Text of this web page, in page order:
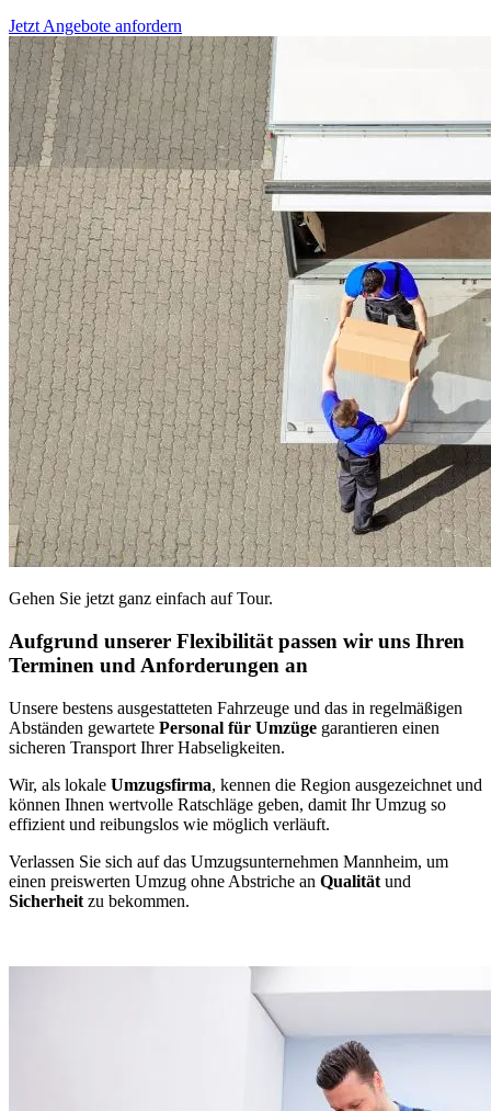
Jetzt Angebote anfordern
Gehen Sie jetzt ganz einfach auf Tour.
Aufgrund unserer Flexibilität passen wir uns Ihren
Terminen und Anforderungen an
Unsere bestens ausgestatteten Fahrzeuge und das in regelmäßigen
Abständen gewartete Personal für Umzüge garantieren einen
sicheren Transport Ihrer Habseligkeiten.
Wir, als lokale Umzugsfirma, kennen die Region ausgezeichnet und
können Ihnen wertvolle Ratschläge geben, damit Ihr Umzug so
effizient und reibungslos wie möglich verläuft.
Verlassen Sie sich auf das Umzugsunternehmen Mannheim, um
einen preiswerten Umzug ohne Abstriche an Qualität und
Sicherheit zu bekommen.